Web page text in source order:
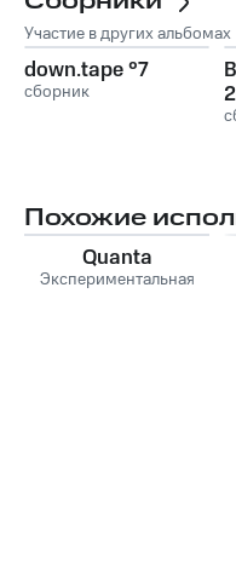
Участие в других альбомах
down.tape °7
сборник
Похожие
Quanta
Экспериментальная